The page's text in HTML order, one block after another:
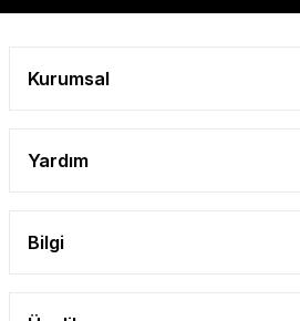
Kurumsal
Yardım
Bilgi